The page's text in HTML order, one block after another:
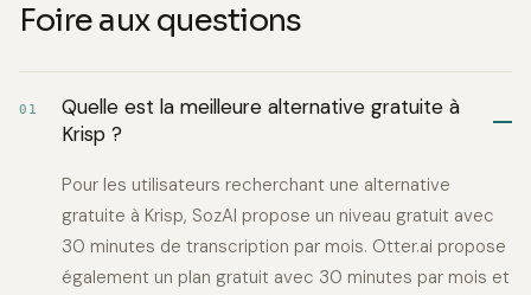
Foire aux questions
01
Quelle est la meilleure alternative gratuite à
Krisp ?
Pour les utilisateurs recherchant une alternative
gratuite à Krisp, SozAI propose un niveau gratuit avec
30 minutes de transcription par mois. Otter.ai propose
également un plan gratuit avec 30 minutes par mois et